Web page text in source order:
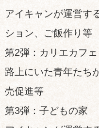
アイキャンが運営す
ション、ご飯作り等
第2弾：カリエカフェ
路上にいた青年たち
売促進等
第3弾：子どもの家